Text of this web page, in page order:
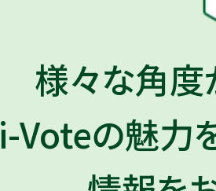
様々な角度
i-Voteの魅力